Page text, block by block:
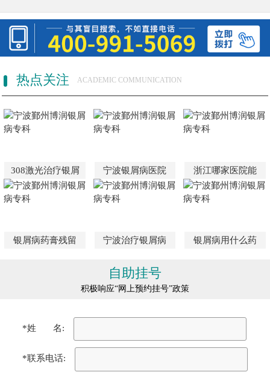
热点关注 ACADEMIC COMMUNICATION
308激光治疗银屑 宁波银屑病医院 浙江哪家医院能
银屑病药膏残留 宁波治疗银屑病 银屑病用什么药
自助挂号
积极响应“网上预约挂号”政策
*姓 名:
*联系电话: